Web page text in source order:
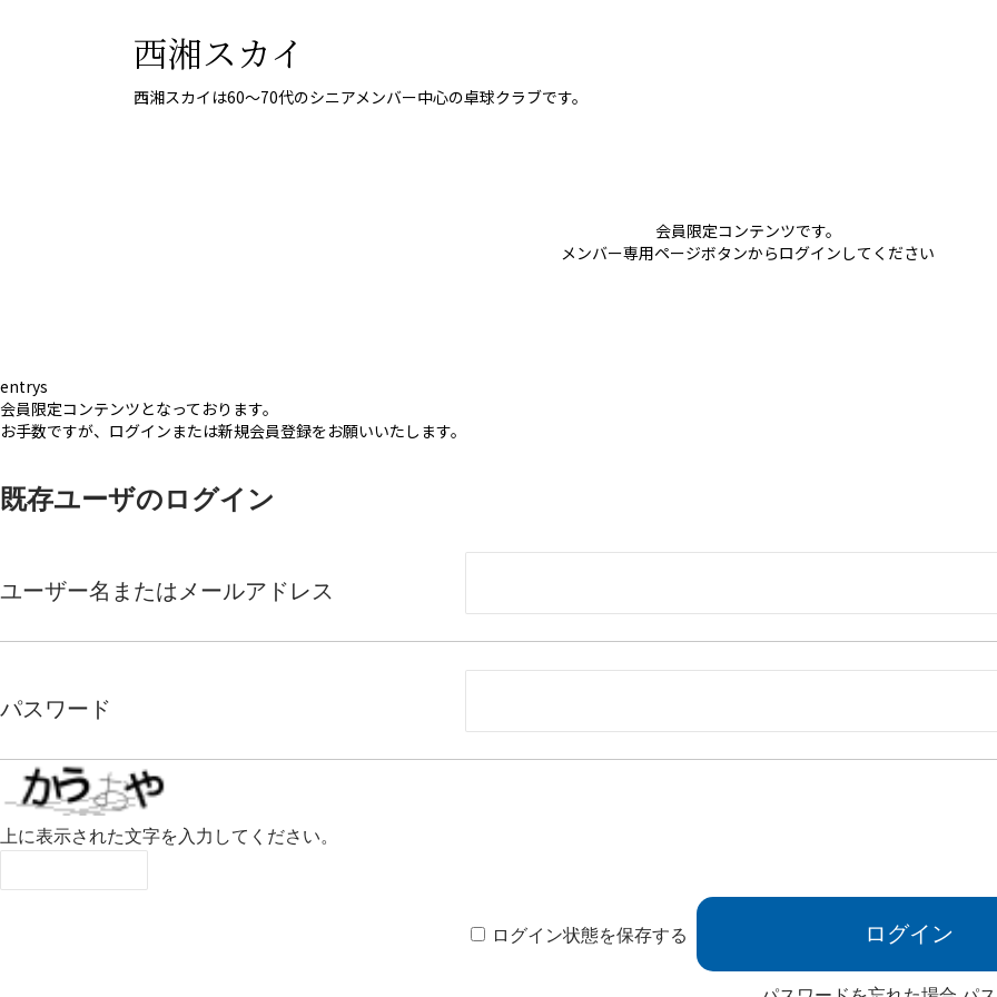
西湘スカイ
西湘スカイは60〜70代のシニアメンバー中心の卓球クラブです。
会員限定コンテンツです。
メンバー専用ページボタンからログインしてください
entrys
会員限定コンテンツとなっております。
お手数ですが、ログインまたは新規会員登録をお願いいたします。
既存ユーザのログイン
ユーザー名またはメールアドレス
パスワード
上に表示された文字を入力してください。
ログイン状態を保存する